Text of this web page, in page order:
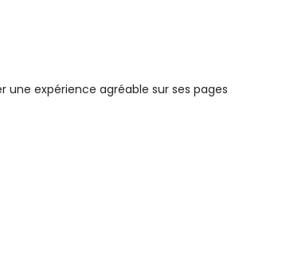
une expérience agréable sur ses pages